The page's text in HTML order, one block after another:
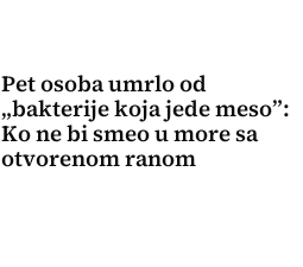
Pet osoba umrlo od
„bakterije koja jede meso”:
Ko ne bi smeo u more sa
otvorenom ranom